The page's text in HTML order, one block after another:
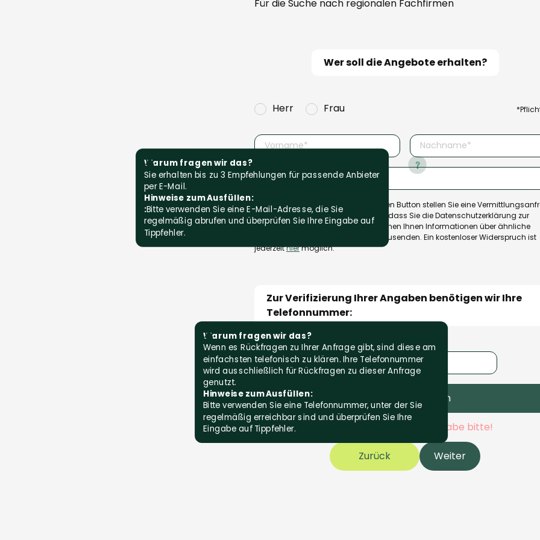
Für die Suche nach regionalen Fachfirmen
Wer soll die Angebote erhalten?
Herr Frau
Warum fragen wir das?
Sie erhalten bis zu 3 Empfehlungen für passende Anbieter
per E-Mail.
Hinweise zum Ausfüllen:
:Bitte verwenden Sie eine E-Mail-Adresse, die Sie
regelmäßig abrufen und überprüfen Sie Ihre Eingabe auf
Tippfehler.
Mit dem Klick auf den untenstehenden Button stellen Sie eine
akzeptieren die AGB und bestätigen, dass Sie die Datenschutzerklärung zur
Kenntnis genommen haben. Wir können Ihnen Informationen über ähnliche
Produkte und Leistungen per E-Mail zusenden. Ein kostenloser Widerspruch ist
jederzeithiermöglich.
Zur Verifizierung Ihrer Angaben benötigen wir Ihre
Telefonnummer:
Warum fragen wir das?
Wenn es Rückfragen zu Ihrer Anfrage gibt, sind diese am
einfachsten telefonisch zu klären. Ihre Telefonnummer
wird ausschließlich für Rückfragen zu dieser Anfrage
genutzt.
Hinweise zum Ausfüllen:
Bitte verwenden Sie eine Telefonnummer, unter der Sie
regelmäßig erreichbar sind und überprüfen Sie Ihre
Eingabe auf Tippfehler.
Überprüfe deine Eingabe bitte!
Zurück Weiter